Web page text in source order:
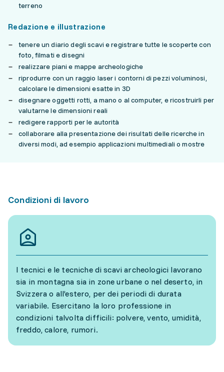
terreno
Redazione e illustrazione
tenere un diario degli scavi e registrare tutte le scoperte con
foto, filmati e disegni
realizzare piani e mappe archeologiche
riprodurre con un raggio laser i contorni di pezzi voluminosi,
calcolare le dimensioni esatte in 3D
disegnare oggetti rotti, a mano o al computer, e ricostruirli per
valutarne le dimensioni reali
redigere rapporti per le autorità
collaborare alla presentazione dei risultati delle ricerche in
diversi modi, ad esempio applicazioni multimediali o mostre
Condizioni di lavoro
I tecnici e le tecniche di scavi archeologici lavorano
sia in montagna sia in zone urbane o nel deserto, in
Svizzera o all’estero, per dei periodi di durata
variabile. Esercitano la loro professione in
condizioni talvolta difficili: polvere, vento, umidità,
freddo, calore, rumori.